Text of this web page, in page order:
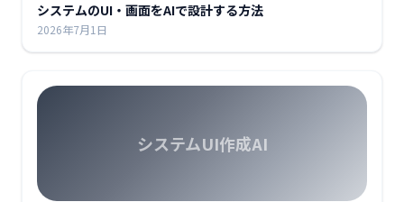
システムのUI・画面をAIで設計する方法
2026年7月1日
システムUI作成AI